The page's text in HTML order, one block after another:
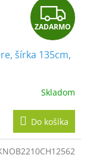
Z
A
D
A
R
M
ZADARMO
šírka 135cm,
Skladom
Do košíka